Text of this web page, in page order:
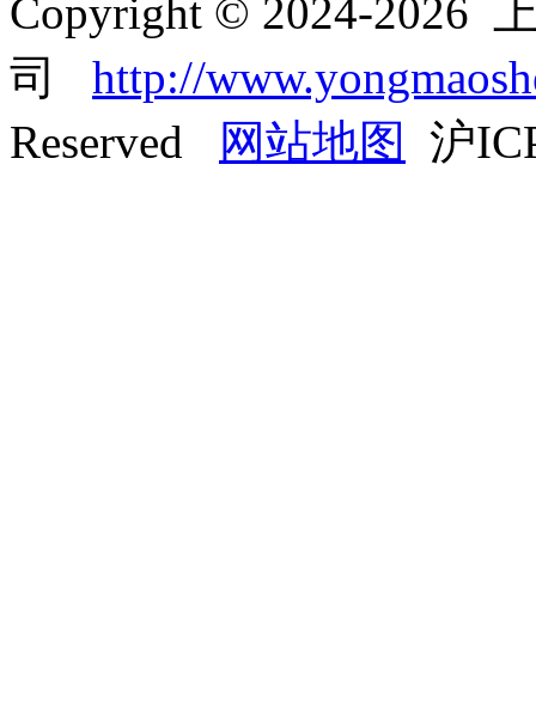
Copyright © 2024-2026
司 http://
Reserved
网站地图 沪